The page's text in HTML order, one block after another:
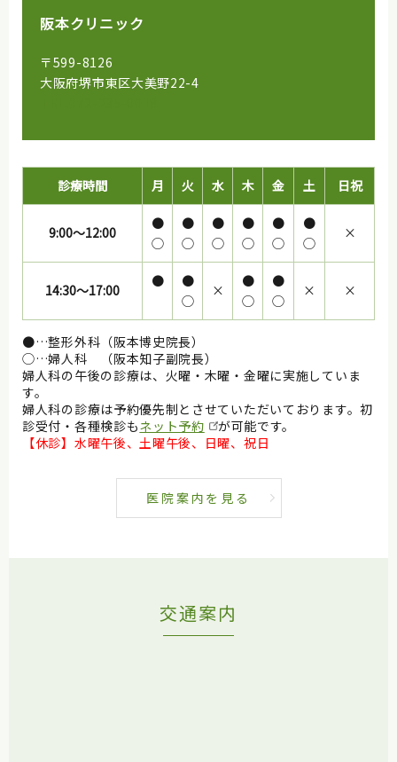
阪本クリニック
〒599-8126
大阪府堺市東区大美野22-4
診療時間 月 火 水 木 金 土 日祝
9:00～12:00
●
◯
●
◯
●
◯
●
◯
●
◯
●
◯
×
14:30～17:00
●
●
◯
×
●
◯
●
◯
× ×
●…整形外科（阪本博史院長）
◯…婦人科 （阪本知子副院長）
婦人科の午後の診療は、火曜・木曜・金曜に実施していま
す。
婦人科の診療は予約優先制とさせていただいております。初
診受付・各種検診もネット予約
が可能です。
【休診】水曜午後、土曜午後、日曜、祝日
医院案内を見る
交通案内